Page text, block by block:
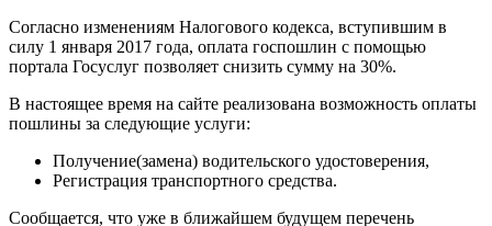
Согласно изменениям Налогового кодекса, вступившим в
силу 1 января 2017 года, оплата госпошлин с помощью
портала Госуслуг позволяет снизить сумму на 30%.
В настоящее время на сайте реализована возможность оплаты
пошлины за следующие услуги:
Получение(замена) водительского удостоверения,
Регистрация транспортного средства.
Сообщается, что уже в ближайшем будущем перечень